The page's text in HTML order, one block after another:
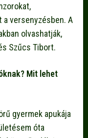
versenyzésben. A
olvashatják,
Szűcs Tibort.
Mit lehet
gyermek apukája
óta